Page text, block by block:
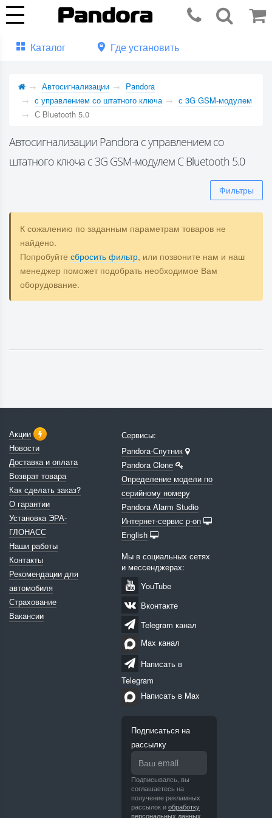
Каталог Где установить
Автосигнализации
Pandora
с управлением со штатного ключа
с 3G GSM-модулем
С Bluetooth 5.0
Автосигнализации Pandora с управлением со
штатного ключа с 3G GSM-модулем С Bluetooth 5.0
Фильтры
К сожалению по заданным параметрам товаров не
найдено.
Попробуйте сбросить фильтр, или позвоните нам и наш
менеджер поможет подобрать необходимое Вам
оборудование.
Акции
Новости
Доставка и оплата
Возврат товара
Как сделать заказ?
О гарантии
Установка ЭРА-
ГЛОНАСС
Наши работы
Контакты
Рекомендации для
автомобиля
Страхование
Вакансии
Сервисы:
Pandora-Спутник
Pandora Clone
Определение модели по
серийному номеру
Pandora Alarm Studio
Интернет-сервис p-on
English
Мы в социальных сетях
и мессенджерах:
YouTube
Вконтакте
Telegram канал
Max канал
Написать в
Telegram
Написать в Max
Подписаться на
рассылку
Подписываясь, вы
соглашаетесь на
получение рекламных
рассылок иобработку
персональных данных